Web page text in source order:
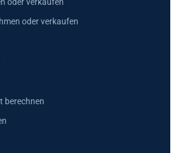
oder verkaufen
berechnen